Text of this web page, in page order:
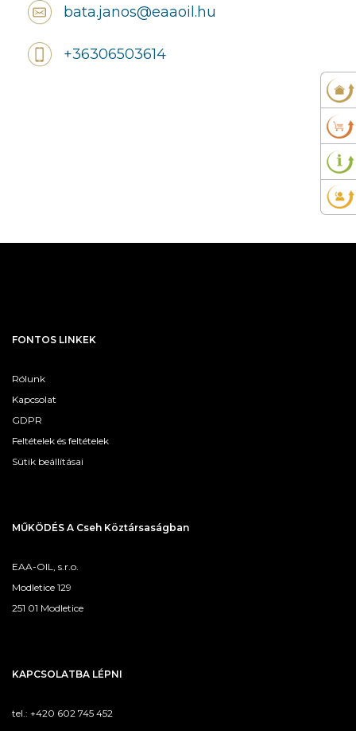
bata.janos@eaaoil.hu
+36306503614
FONTOS LINKEK
Rólunk
Kapcsolat
GDPR
Feltételek és feltételek
Sütik beállításai
MŰKÖDÉS A Cseh Köztársaságban
EAA-OIL, s.r.o.
Modletice 129
251 01 Modletice
KAPCSOLATBA LÉPNI
tel.: +420 602 745 452